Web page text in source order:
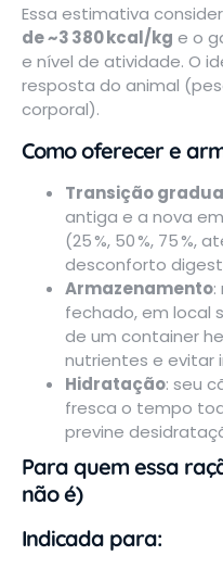
Essa estimativa
de ~3 380 kcal/kg e o
e nível de atividade. O
resposta do animal
corporal).
Como oferecer e
Transição
antiga e a nova
(25 %, 50 %, 75 %,
desconforto
Armazenamento
fechado, em local
de um container
nutrientes e evitar
Hidratação: seu
fresca o tempo
previne
Para quem essa
não é)
Indicada para: